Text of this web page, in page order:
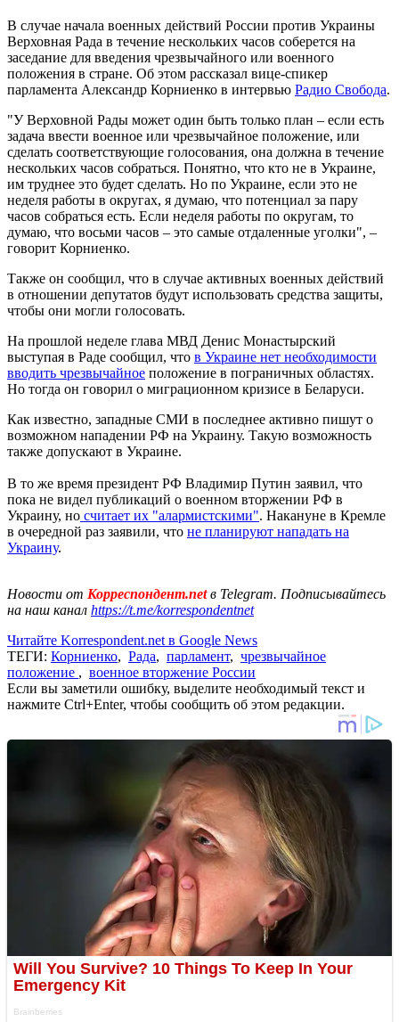
В случае начала военных действий России против Украины
Верховная Рада в течение нескольких часов соберется на
заседание для введения чрезвычайного или военного
положения в стране. Об этом рассказал вице-спикер
парламента Александр Корниенко в интервью Радио Свобода.
"У Верховной Рады может один быть только план – если есть
задача ввести военное или чрезвычайное положение, или
сделать соответствующие голосования, она должна в течение
нескольких часов собраться. Понятно, что кто не в Украине,
им труднее это будет сделать. Но по Украине, если это не
неделя работы в округах, я думаю, что потенциал за пару
часов собраться есть. Если неделя работы по округам, то
думаю, что восьми часов – это самые отдаленные уголки", –
говорит Корниенко.
Также он сообщил, что в случае активных военных действий
в отношении депутатов будут использовать средства защиты,
чтобы они могли голосовать.
На прошлой неделе глава МВД Денис Монастырский
выступая в Раде сообщил, что в Украине нет необходимости
вводить чрезвычайное положение в пограничных областях.
Но тогда он говорил о миграционном кризисе в Беларуси.
Как известно, западные СМИ в последнее активно пишут о
возможном нападении РФ на Украину. Такую возможность
также допускают в Украине.
В то же время президент РФ Владимир Путин заявил, что
пока не видел публикаций о военном вторжении РФ в
Украину, но считает их "алармистскими". Накануне в Кремле
в очередной раз заявили, что не планируют нападать на
Украину.
Новости от Корреспондент.netв Telegram. Подписывайтесь
на наш канал https://t.me/korrespondentnet
Читайте Korrespondent.net в Google News
ТЕГИ: Корниенко, Рада, парламент, чрезвычайное
положение , военное вторжение России
Если вы заметили ошибку, выделите необходимый текст и
нажмите Ctrl+Enter, чтобы сообщить об этом редакции.